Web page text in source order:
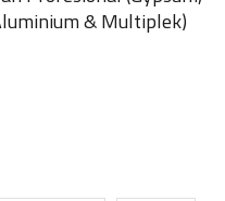
& Multiplek)